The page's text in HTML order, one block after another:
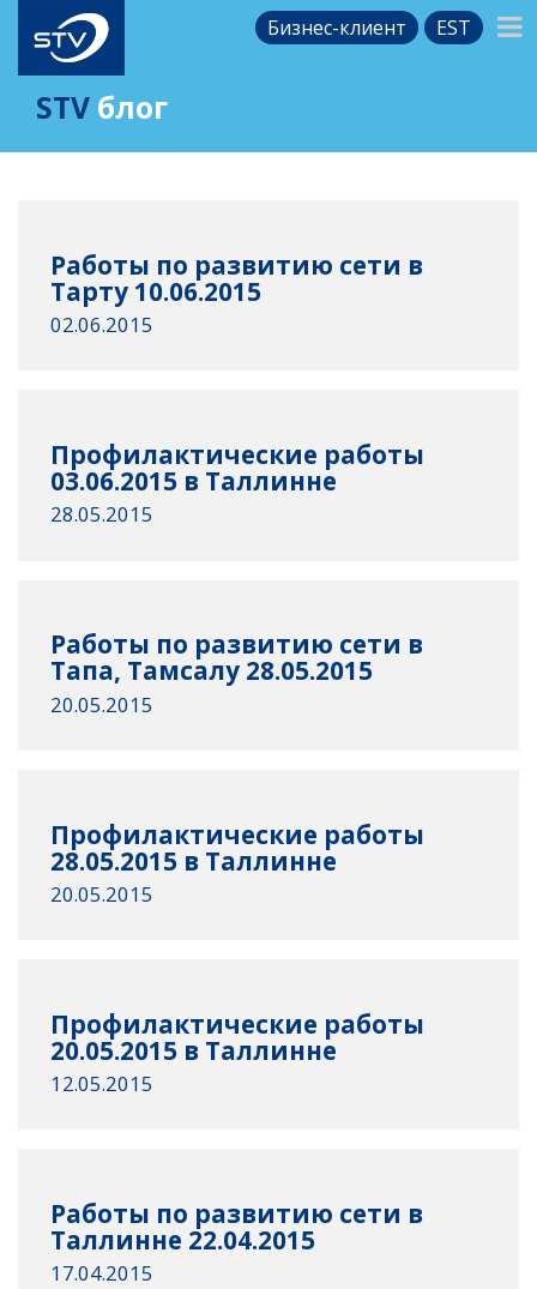
Бизнес-клиент EST
STV блог
Работы по развитию сети в
Тарту 10.06.2015
02.06.2015
Профилактические работы
03.06.2015 в Таллинне
28.05.2015
Работы по развитию сети в
Тапа, Тамсалу 28.05.2015
20.05.2015
Профилактические работы
28.05.2015 в Таллинне
20.05.2015
Профилактические работы
20.05.2015 в Таллинне
12.05.2015
Работы по развитию сети в
Таллинне 22.04.2015
17.04.2015